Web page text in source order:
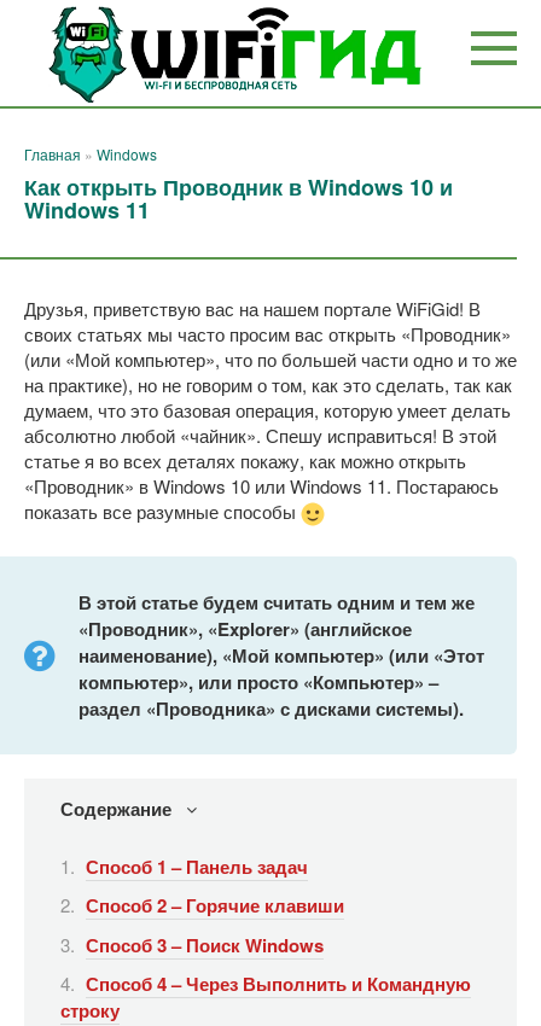
Перейти
контенту
Главная » Windows
Как открыть Проводник в Windows 10 и
Windows 11
Друзья, приветствую вас на нашем портале WiFiGid! В
своих статьях мы часто просим вас открыть «Проводник»
(или «Мой компьютер», что по большей части одно и то же
на практике), но не говорим о том, как это сделать, так как
думаем, что это базовая операция, которую умеет делать
абсолютно любой «чайник». Спешу исправиться! В этой
статье я во всех деталях покажу, как можно открыть
«Проводник» в Windows 10 или Windows 11. Постараюсь
показать все разумные способы
В этой статье будем считать одним и тем же
«Проводник», «Explorer» (английское
наименование), «Мой компьютер» (или «Этот
компьютер», или просто «Компьютер» –
раздел «Проводника» с дисками системы).
Содержание
Способ 1 – Панель задач
Способ 2 – Горячие клавиши
Способ 3 – Поиск Windows
Способ 4 – Через Выполнить и Командную
строку